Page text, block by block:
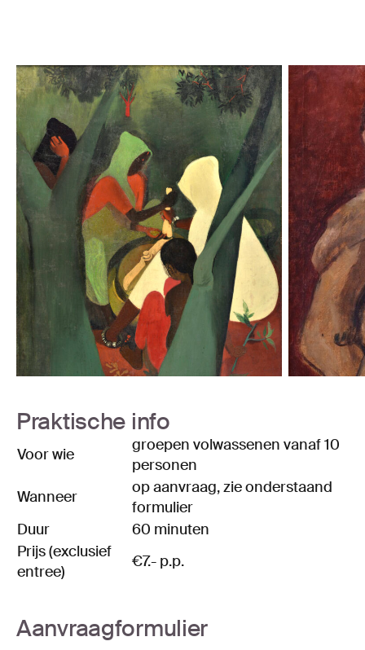
Praktische info
Voor wie
groepen volwassenen vanaf 10
personen
Wanneer
op aanvraag, zie onderstaand
formulier
Duur
60 minuten
Prijs (exclusief
entree)
€7.- p.p.
Aanvraagformulier